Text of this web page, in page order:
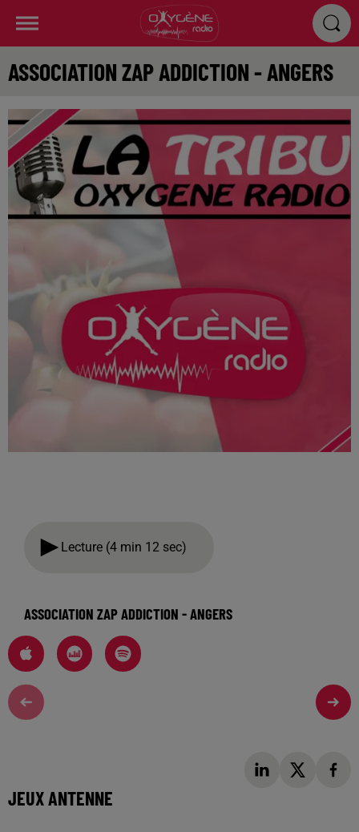
ASSOCIATION ZAP ADDICTION - ANGERS
Lecture (4 min 12 sec)
ASSOCIATION ZAP ADDICTION - ANGERS
JEUX ANTENNE